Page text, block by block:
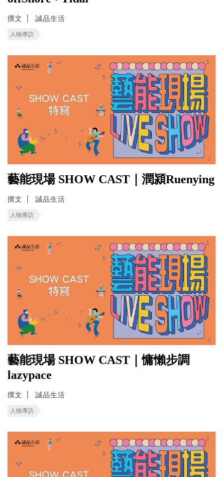
撰文 誠品生活
人物專訪
藝能現場 SHOW CAST｜潤潁Ruenying
撰文 誠品生活
人物專訪
藝能現場 SHOW CAST｜慵懶步調
lazypace
撰文 誠品生活
人物專訪